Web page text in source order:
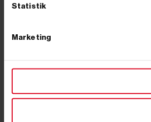
Statistik
Marketing
du vælger et pælebor, er det vigtigt
benzindrevet pælebor til en større
opgave. I vores webshop har vi
forskellige størrelser fra 50 mm til
til de fleste maskiner, og du kan
mandsbetjente og 2-mandsbetjente